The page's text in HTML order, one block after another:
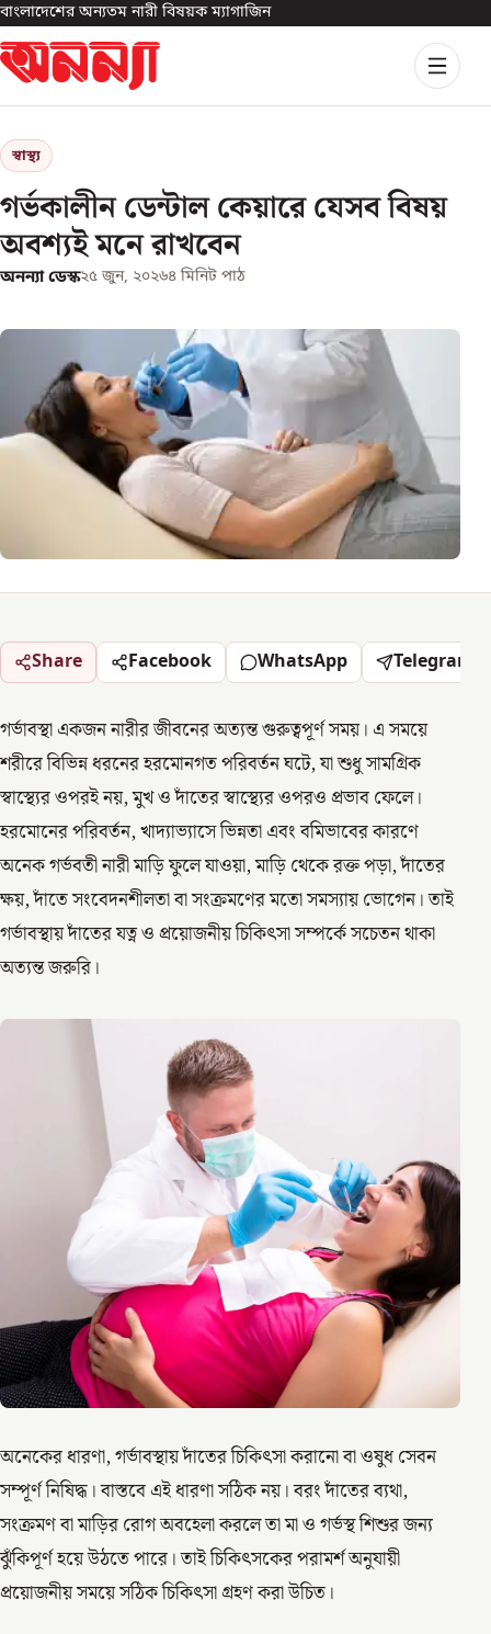
বাংলাদেশের অন্যতম নারী বিষয়ক ম্যাগাজিন
স্বাস্থ্য
গর্ভকালীন ডেন্টাল কেয়ারে যেসব বিষয়
অবশ্যই মনে রাখবেন
অনন্যা ডেস্ক২৫ জুন, ২০২৬৪ মিনিট পাঠ
Share Facebook WhatsApp Telegram
গর্ভাবস্থা একজন নারীর জীবনের অত্যন্ত গুরুত্বপূর্ণ সময়। এ সময়ে
শরীরে বিভিন্ন ধরনের হরমোনগত পরিবর্তন ঘটে, যা শুধু সামগ্রিক
স্বাস্থ্যের ওপরই নয়, মুখ ও দাঁতের স্বাস্থ্যের ওপরও প্রভাব ফেলে।
হরমোনের পরিবর্তন, খাদ্যাভ্যাসে ভিন্নতা এবং বমিভাবের কারণে
অনেক গর্ভবতী নারী মাড়ি ফুলে যাওয়া, মাড়ি থেকে রক্ত পড়া, দাঁতের
ক্ষয়, দাঁতে সংবেদনশীলতা বা সংক্রমণের মতো সমস্যায় ভোগেন। তাই
গর্ভাবস্থায় দাঁতের যত্ন ও প্রয়োজনীয় চিকিৎসা সম্পর্কে সচেতন থাকা
অত্যন্ত জরুরি।
অনেকের ধারণা, গর্ভাবস্থায় দাঁতের চিকিৎসা করানো বা ওষুধ সেবন
সম্পূর্ণ নিষিদ্ধ। বাস্তবে এই ধারণা সঠিক নয়। বরং দাঁতের ব্যথা,
সংক্রমণ বা মাড়ির রোগ অবহেলা করলে তা মা ও গর্ভস্থ শিশুর জন্য
ঝুঁকিপূর্ণ হয়ে উঠতে পারে। তাই চিকিৎসকের পরামর্শ অনুযায়ী
প্রয়োজনীয় সময়ে সঠিক চিকিৎসা গ্রহণ করা উচিত।